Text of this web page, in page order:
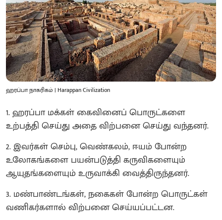
ஹரப்பா நாகரிகம் | Harappan Civilization
1. ஹரப்பா மக்கள் கைவினைப் பொருட்களை
உற்பத்தி செய்து அதை விற்பனை செய்து வந்தனர்.
2. இவர்கள் செம்பு, வெண்கலம், ஈயம் போன்ற
உலோகங்களை பயன்படுத்தி கருவிகளையும்
ஆயுதங்களையும் உருவாக்கி வைத்திருந்தனர்.
3. மண்பாண்டங்கள், நகைகள் போன்ற பொருட்கள்
வணிகர்களால் விற்பனை செய்யப்பட்டன.